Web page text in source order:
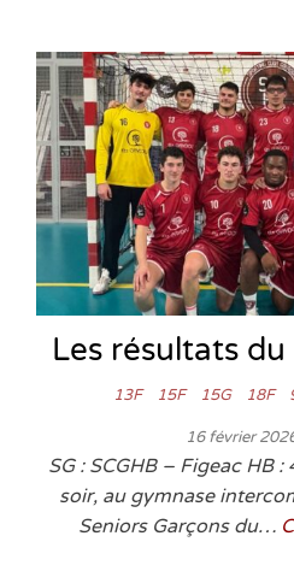
Les résultats
13F 15F 15G 18F
16 février
SG : SCGHB – Figeac HB
soir, au gymnase
Seniors Garçons du…